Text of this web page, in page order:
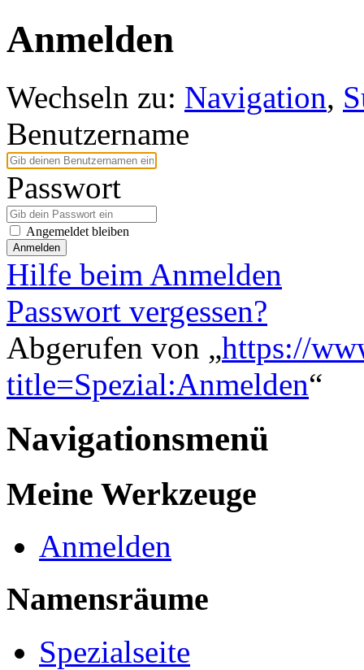
Anmelden
Wechseln zu: Navigation,
Benutzername
Passwort
Angemeldet bleiben
Anmelden
Hilfe beim Anmelden
Passwort vergessen?
Abgerufen von „https://
title=Spezial:Anmelden“
Navigationsmenü
Meine Werkzeuge
Anmelden
Namensräume
Spezialseite